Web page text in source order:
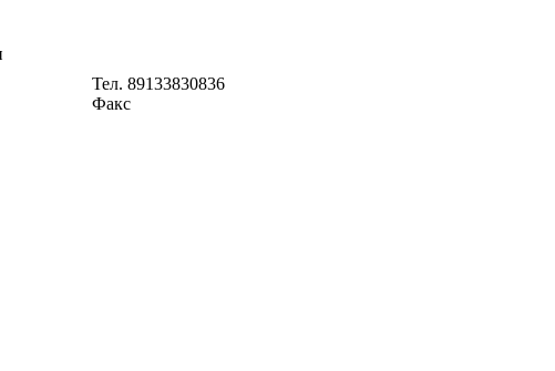
Тел. 89133830836
Факс